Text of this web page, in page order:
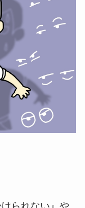
られない』や